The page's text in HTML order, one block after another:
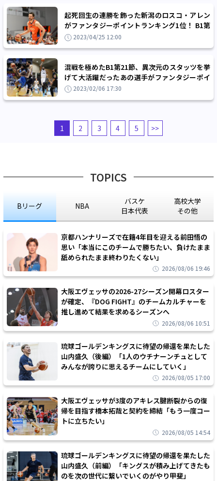
起死回生の連勝を飾った新潟のロスコ・アレン
がファンタジーポイントランキング1位！ B1第
34節レビュー
2023/04/25 12:00
混戦を極めたB1第21節、異次元のスタッツを挙
げて大活躍だったあの選手がファンタジーポイ
ント1位に！
2023/02/06 17:30
1 2 3 4 5 >>
TOPICS
Bリーグ NBA
バスケ
日本代表
高校大学
その他
京都ハンナリーズで在籍4年目を迎える前田悟の
思い「本当にこのチームで勝ちたい、負けたまま
舐められたまま終わりたくない」
2026/08/06 19:46
大阪エヴェッサの2026-27シーズン開幕ロスター
が確定、『DOG FIGHT』のチームカルチャーを
推し進めて結果を求めるシーズンへ
2026/08/06 10:51
琉球ゴールデンキングスに待望の帰還を果たした
山内盛久（後編）「1人のウチナーンチュとして
みんなが誇りに思えるチームにしていく」
2026/08/05 17:00
大阪エヴェッサが3度のアキレス腱断裂からの復
帰を目指す橋本拓哉と契約を締結「もう一度コー
トに立ちたい」
2026/08/05 14:54
琉球ゴールデンキングスに待望の帰還を果たした
山内盛久（前編）「キングスが積み上げてきたも
のを次の世代に繋いでいくのがやり甲斐」